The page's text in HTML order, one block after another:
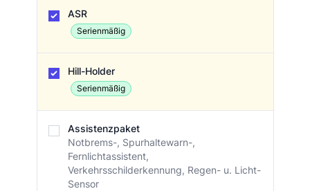
ASR
Serienmäßig
Hill-Holder
Serienmäßig
Assistenzpaket
Notbrems-, Spurhaltewarn-,
Fernlichtassistent,
Verkehrsschilderkennung, Regen- u. Licht-
Sensor